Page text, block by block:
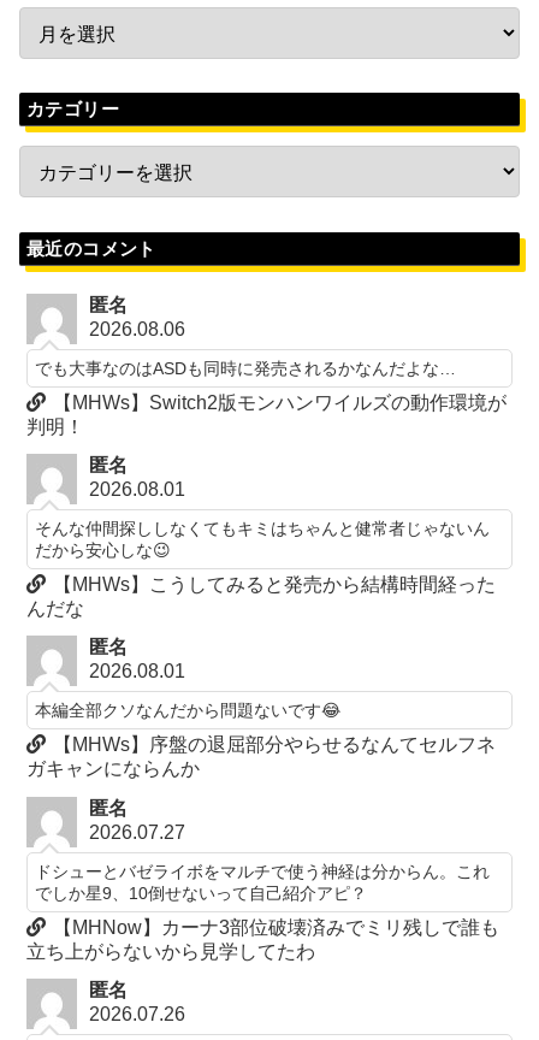
カテゴリー
最近のコメント
匿名
2026.08.06
でも大事なのはASDも同時に発売されるかなんだよな…
【MHWs】Switch2版モンハンワイルズの動作環境が
判明！
匿名
2026.08.01
そんな仲間探ししなくてもキミはちゃんと健常者じゃないん
だから安心しな😉
【MHWs】こうしてみると発売から結構時間経った
んだな
匿名
2026.08.01
本編全部クソなんだから問題ないです😂
【MHWs】序盤の退屈部分やらせるなんてセルフネ
ガキャンにならんか
匿名
2026.07.27
ドシューとバゼライボをマルチで使う神経は分からん。これ
でしか星9、10倒せないって自己紹介アピ？
【MHNow】カーナ3部位破壊済みでミリ残しで誰も
立ち上がらないから見学してたわ
匿名
2026.07.26